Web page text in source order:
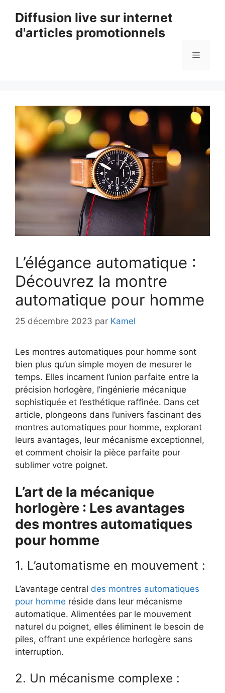
contenu
Diffusion live sur internet
d'articles promotionnels
Menu
L’élégance automatique :
Découvrez la montre
automatique pour homme
25 décembre 2023 par Kamel
Les montres automatiques pour homme sont
bien plus qu’un simple moyen de mesurer le
temps. Elles incarnent l’union parfaite entre la
précision horlogère, l’ingénierie mécanique
sophistiquée et l’esthétique raffinée. Dans cet
article, plongeons dans l’univers fascinant des
montres automatiques pour homme, explorant
leurs avantages, leur mécanisme exceptionnel,
et comment choisir la pièce parfaite pour
sublimer votre poignet.
L’art de la mécanique
horlogère : Les avantages
des montres automatiques
pour homme
1. L’automatisme en mouvement :
L’avantage central des montres automatiques
pour homme réside dans leur mécanisme
automatique. Alimentées par le mouvement
naturel du poignet, elles éliminent le besoin de
piles, offrant une expérience horlogère sans
interruption.
2. Un mécanisme complexe :